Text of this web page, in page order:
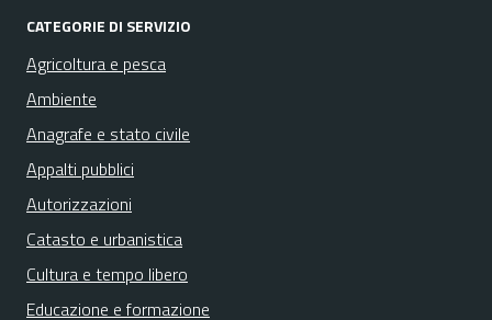
CATEGORIE DI SERVIZIO
Agricoltura e pesca
Ambiente
Anagrafe e stato civile
Appalti pubblici
Autorizzazioni
Catasto e urbanistica
Cultura e tempo libero
Educazione e formazione